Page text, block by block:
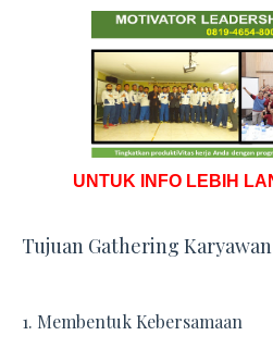
UNTUK INFO LEBIH
Tujuan Gathering
1. Membentuk Kebersamaan